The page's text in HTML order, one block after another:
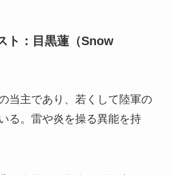
ト：目黒蓮（Snow
当主であり、若くして陸軍の
る。雷や炎を操る異能を持